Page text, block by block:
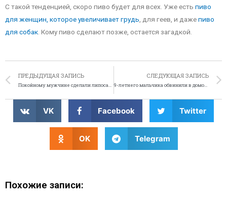
С такой тенденцией, скоро пиво будет для всех. Уже есть пиво
для женщин, которое увеличивает грудь , для геев, и дажепиво
для собак . Кому пиво сделают позже, остается загадкой.
ПРЕДЫДУЩАЯ ЗАПИСЬ
Покойному мужчине сделали липосакцию
СЛЕДУЮЩАЯ ЗАПИСЬ
9-летнего мальчика обвинили в домогательстве
VK Facebook Twitter
OK Telegram
Похожие записи: